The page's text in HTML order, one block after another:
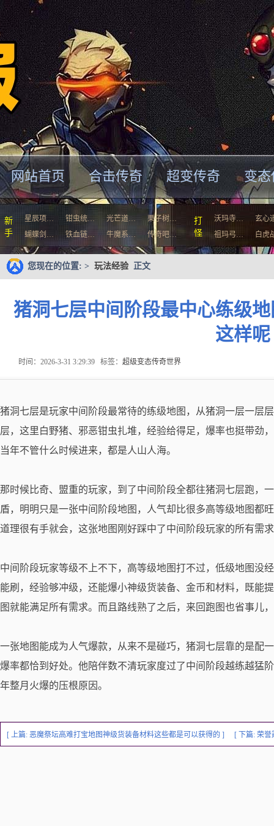
网站首页 合击传奇 超变传奇 变
新
手
星辰项… 钳虫统… 光芒道…
栗子树…
蝴蝶剑…
铁血链… 牛魔系… 传奇吧…
打
怪
沃玛寺…
玄心
祖玛弓…
白虎
您现在的位置: > 玩法经验 正文
猪洞七层中间阶段最中心练级
这样呢
时间：2026-3-31 3:29:39 标签： 超级变态传奇世界
猪洞七层是玩家中间阶段最常待的练级地图，从猪洞一层一层
层，这里白野猪、邪恶钳虫扎堆，经验给得足，爆率也挺带劲
当年不管什么时候进来，都是人山人海。
那时候比奇、盟重的玩家，到了中间阶段全都往猪洞七层跑，
盾，明明只是一张中间阶段地图，人气却比很多高等级地图都
道理很有手就会，这张地图刚好踩中了中间阶段玩家的所有需
中间阶段玩家等级不上不下，高等级地图打不过，低级地图没
能刷，经验够冲级，还能爆小神级货装备、金币和材料，既能
图就能满足所有需求。而且路线熟了之后，来回跑图也省事儿
一张地图能成为人气爆款，从来不是碰巧，猪洞七层靠的是配
爆率都恰到好处。他陪伴数不清玩家度过了中间阶段越练越猛
年整月火爆的压根原因。
[ 上篇: 恶魔祭坛高难打宝地图神级货装备材料这些都是可以获得的 ] [ 下篇: 荣誉